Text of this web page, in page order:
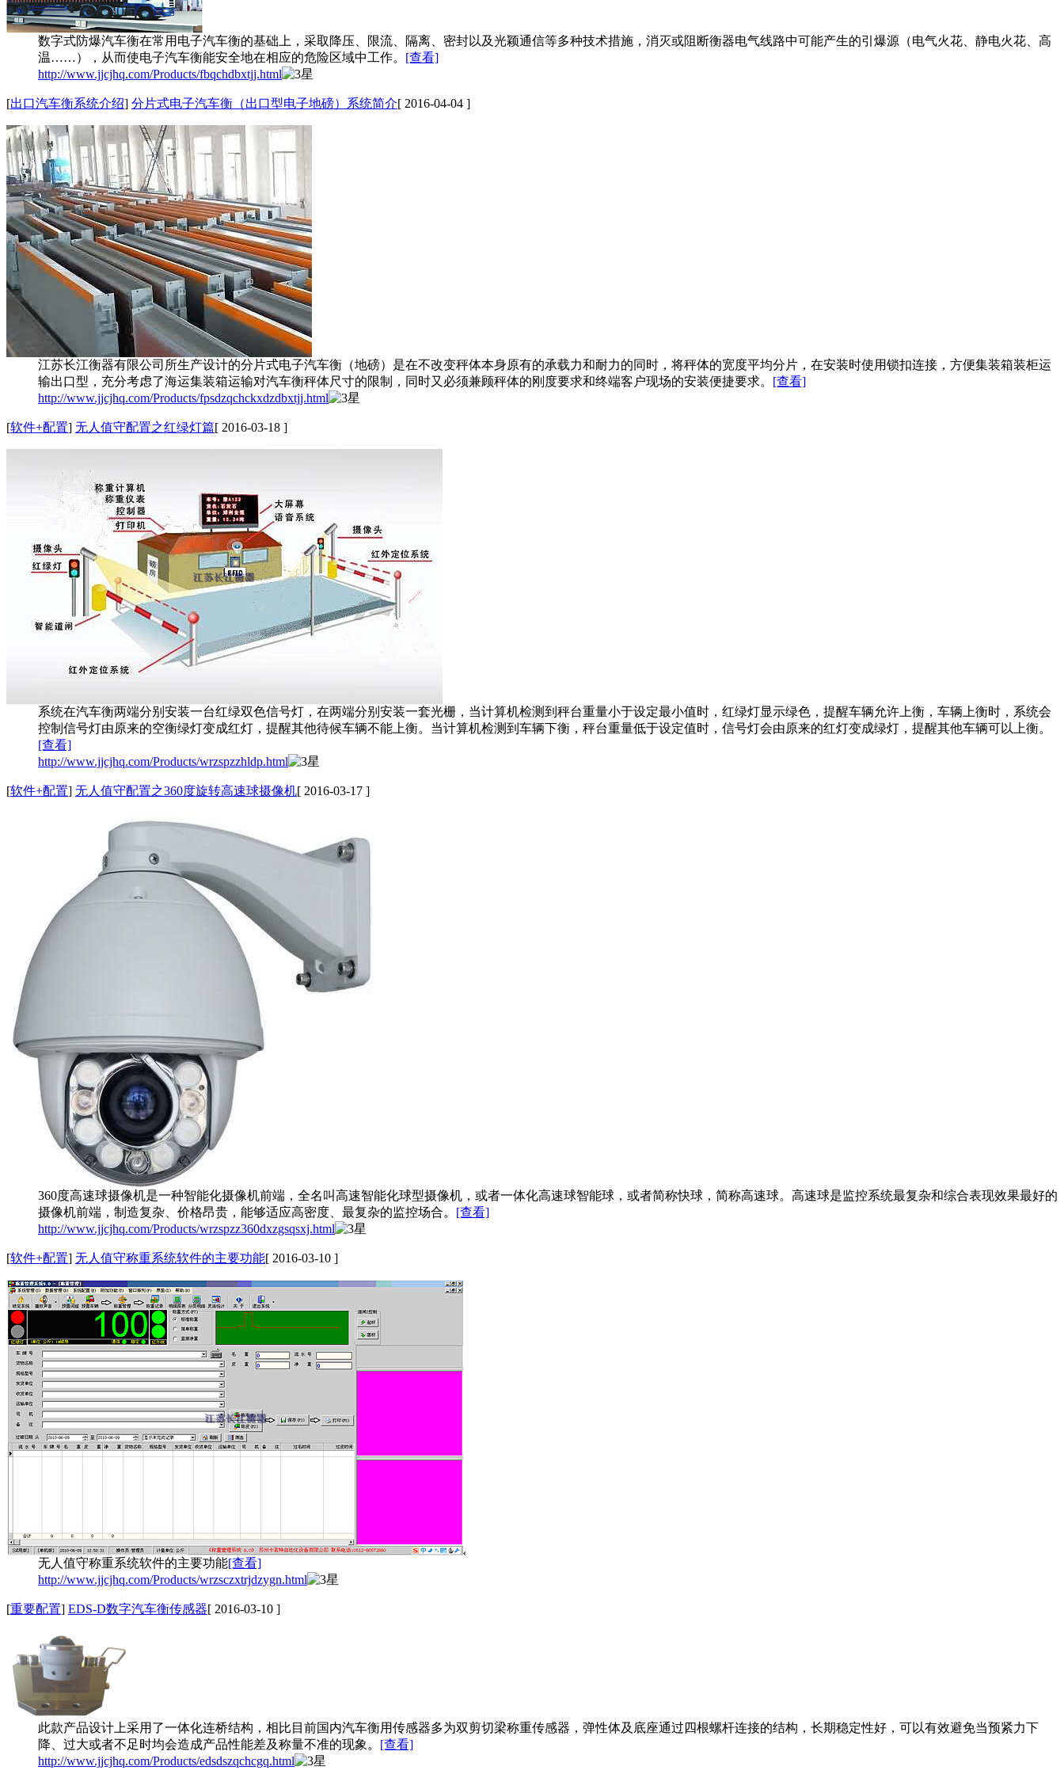
数字式防爆汽车衡在常用电子汽车衡的基础上，采取降压、限流、隔离、密封以及光颖通信等多种技术措施，消灭或阻断衡器电气线路中可能产生的引爆源（电气火花、静电火花、高
温……），从而使电子汽车衡能安全地在相应的危险区域中工作。 [查看]
http://www.jjcjhq.com/Products/fbqchdbxtjj.html
[出口汽车衡系统介绍] 分片式电子汽车衡（出口型电子地磅）系统简介[ 2016-04-04 ]
江苏长江衡器有限公司所生产设计的分片式电子汽车衡（地磅）是在不改变秤体本身原有的承载力和耐力的同时，将秤体的宽度平均分片，在安装时使用锁扣连接，方便集装箱装柜运
输出口型，充分考虑了海运集装箱运输对汽车衡秤体尺寸的限制，同时又必须兼顾秤体的刚度要求和终端客户现场的安装便捷要求。 [查看]
http://www.jjcjhq.com/Products/fpsdzqchckxdzdbxtjj.html
[软件+配置] 无人值守配置之红绿灯篇[ 2016-03-18 ]
系统在汽车衡两端分别安装一台红绿双色信号灯，在两端分别安装一套光栅，当计算机检测到秤台重量小于设定最小值时，红绿灯显示绿色，提醒车辆允许上衡，车辆上衡时，系统会
控制信号灯由原来的空衡绿灯变成红灯，提醒其他待候车辆不能上衡。当计算机检测到车辆下衡，秤台重量低于设定值时，信号灯会由原来的红灯变成绿灯，提醒其他车辆可以上衡。
[查看]
http://www.jjcjhq.com/Products/wrzspzzhldp.html
[软件+配置] 无人值守配置之360度旋转高速球摄像机[ 2016-03-17 ]
360度高速球摄像机是一种智能化摄像机前端，全名叫高速智能化球型摄像机，或者一体化高速球智能球，或者简称快球，简称高速球。高速球是监控系统最复杂和综合表现效果最好的
摄像机前端，制造复杂、价格昂贵，能够适应高密度、最复杂的监控场合。 [查看]
http://www.jjcjhq.com/Products/wrzspzz360dxzgsqsxj.html
[软件+配置] 无人值守称重系统软件的主要功能[ 2016-03-10 ]
无人值守称重系统软件的主要功能[查看]
http://www.jjcjhq.com/Products/wrzsczxtrjdzygn.html
[重要配置] EDS-D数字汽车衡传感器[ 2016-03-10 ]
此款产品设计上采用了一体化连桥结构，相比目前国内汽车衡用传感器多为双剪切梁称重传感器，弹性体及底座通过四根螺杆连接的结构，长期稳定性好，可以有效避免当预紧力下
降、过大或者不足时均会造成产品性能差及称量不准的现象。 [查看]
http://www.jjcjhq.com/Products/edsdszqchcgq.html